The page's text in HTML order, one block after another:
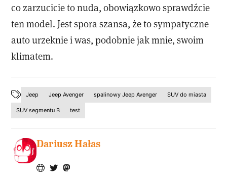
co zarzucicie to nuda, obowiązkowo sprawdźcie
ten model. Jest spora szansa, że to sympatyczne
auto urzeknie i was, podobnie jak mnie, swoim
klimatem.
Jeep Jeep Avenger spalinowy Jeep Avenger SUV do miasta
SUV segmentu B test
Dariusz Hałas